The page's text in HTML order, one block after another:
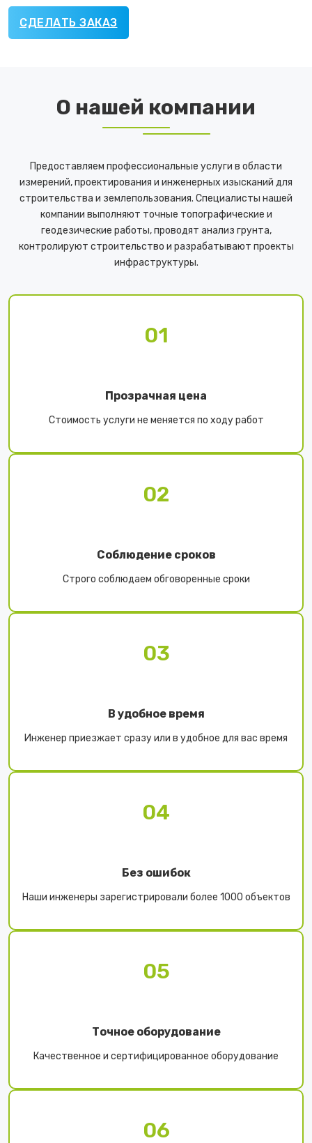
СДЕЛАТЬ ЗАКАЗ
О нашей компании
Предоставляем профессиональные услуги в области
измерений, проектирования и инженерных изысканий для
строительства и землепользования. Специалисты нашей
компании выполняют точные топографические и
геодезические работы, проводят анализ грунта,
контролируют строительство и разрабатывают проекты
инфраструктуры.
01
Прозрачная цена
Стоимость услуги не меняется по ходу работ
02
Соблюдение сроков
Строго соблюдаем обговоренные сроки
03
В удобное время
Инженер приезжает сразу или в удобное для вас время
04
Без ошибок
Наши инженеры зарегистрировали более 1000 объектов
05
Точное оборудование
Качественное и сертифицированное оборудование
06